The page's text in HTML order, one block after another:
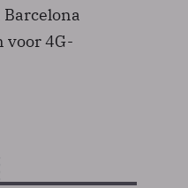
voor 4G-